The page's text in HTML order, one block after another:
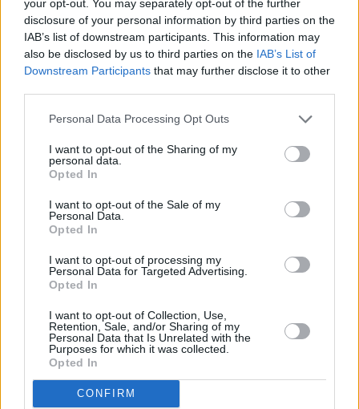
your opt-out. You may separately opt-out of the further
disclosure of your personal information by third parties on the
IAB’s list of downstream participants. This information may
also be disclosed by us to third parties on the IAB’s List of
Downstream Participants that may further disclose it to other
Personal Data Processing Opt Outs
I want to opt-out of the Sharing of my
personal data.
Opted In
I want to opt-out of the Sale of my
Personal Data.
Opted In
I want to opt-out of processing my
Personal Data for Targeted Advertising.
Opted In
I want to opt-out of Collection, Use,
Retention, Sale, and/or Sharing of my
Personal Data that Is Unrelated with the
Purposes for which it was collected.
Opted In
CONFIRM
FacebookTwitter PinterestLinkedIn Telegram
Τράπεζα Πειραιώς: Νέα
πρωτοβουλία για τη στήριξη
Τεχνολογική καινοτομία στον
συμμετοχή της COSMOTE
RELATEDPOSTS